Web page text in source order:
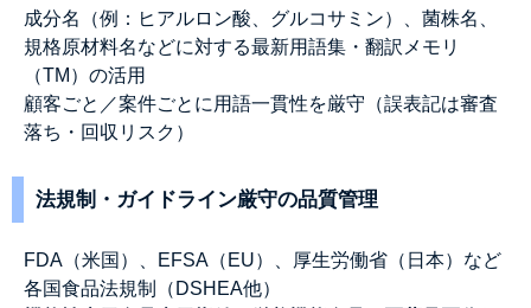
成分名（例：ヒアルロン酸、グルコサミン）、菌株名、
規格原材料名などに対する最新用語集・翻訳メモリ
（TM）の活用
顧客ごと／案件ごとに用語一貫性を厳守（誤表記は審査
落ち・回収リスク）
法規制・ガイドライン厳守の品質管理
FDA（米国）、EFSA（EU）、厚生労働省（日本）など
各国食品法規制（DSHEA他）